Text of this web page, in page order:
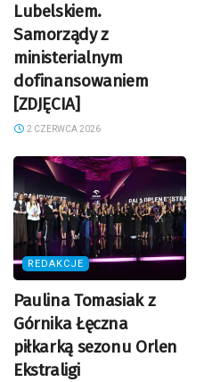
Lubelskiem.
Samorządy z
ministerialnym
dofinansowaniem
[ZDJĘCIA]
2 CZERWCA 2026
REDAKCJE
Paulina Tomasiak z
Górnika Łęczna
piłkarką sezonu Orlen
Ekstraligi